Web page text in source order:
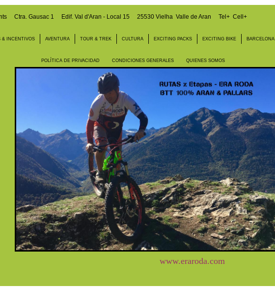
Ctra. Gausac 1 Edif. Val d'Aran - Local 15 25530 Vielha Valle de Aran Tel+ Cell+
& INCENTIVOS AVENTURA TOUR & TREK CULTURA EXCITING PACKS EXCITING BIKE BARCELONA
POLÍTICA DE PRIVACIDAD CONDICIONES GENERALES QUIENES SOMOS
www.eraroda.com